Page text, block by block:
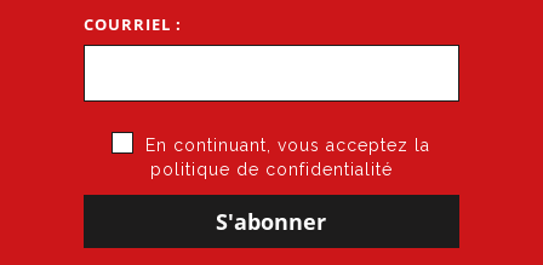
Accueil»Mouvement Intra 1er degré 2026: Foire aux questions
MouvementIntra1er
COURRIEL :
En continuant, vous acceptez la
politique de confidentialité